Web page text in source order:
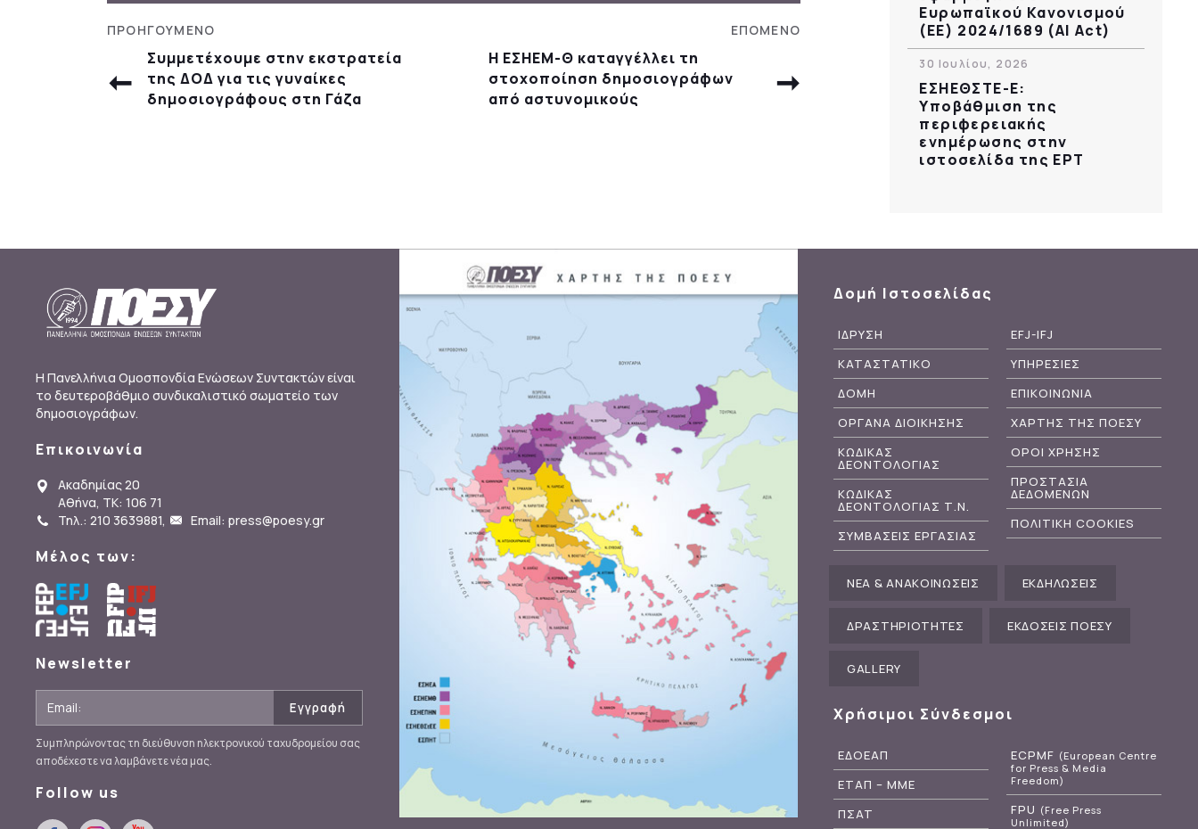
Συμμετέχουμε στην εκστρατεία
της ΔΟΔ για τις γυναίκες
δημοσιογράφους στη Γάζα
Η ΕΣΗΕΜ-Θ καταγγέλλει τη
στοχοποίηση δημοσιογράφων
από αστυνομικούς
Ευρωπαϊκού Κανονισμού
(ΕΕ) 2024/1689 (AI Act)
30 Ιουλίου, 2026
ΕΣΗΕΘΣΤΕ-Ε:
Υποβάθμιση της
περιφερειακής
ενημέρωσης στην
ιστοσελίδα της ΕΡΤ
Η Πανελλήνια Ομοσπονδία Ενώσεων Συντακτών είναι
το δευτεροβάθμιο συνδικαλιστικό σωματείο των
δημοσιογράφων.
Επικοινωνία
Ακαδημίας 20
Αθήνα, ΤΚ: 106 71
Τηλ.: 210 3639881, Email: press@poesy.gr
Μέλος των:
Newsletter
Συμπληρώνοντας τη διεύθυνση ηλεκτρονικού ταχυδρομείου σας
αποδέχεστε να λαμβάνετε νέα μας.
Follow us
Δομή Ιστοσελίδας
ΙΔΡΥΣΗ
ΚΑΤΑΣΤΑΤΙΚΟ
ΔΟΜΗ
ΟΡΓΑΝΑ ΔΙΟΙΚΗΣΗΣ
ΚΩΔΙΚΑΣ
ΔΕΟΝΤΟΛΟΓΙΑΣ
ΚΩΔΙΚΑΣ
ΔΕΟΝΤΟΛΟΓΙΑΣ Τ.Ν.
ΣΥΜΒΑΣΕΙΣ ΕΡΓΑΣΙΑΣ
EFJ-IFJ
ΥΠΗΡΕΣΙΕΣ
ΕΠΙΚΟΙΝΩΝΙΑ
ΧΑΡΤΗΣ ΤΗΣ ΠΟΕΣΥ
ΟΡΟΙ ΧΡΗΣΗΣ
ΠΡΟΣΤΑΣΙΑ
ΔΕΔΟΜΕΝΩΝ
ΠΟΛΙΤΙΚΗ COOKIES
ΝΕΑ & ΑΝΑΚΟΙΝΩΣΕΙΣ ΕΚΔΗΛΩΣΕΙΣ
ΔΡΑΣΤΗΡΙΟΤΗΤΕΣ ΕΚΔΟΣΕΙΣ ΠΟΕΣΥ
GALLERY
Χρήσιμοι Σύνδεσμοι
ΕΔΟΕΑΠ
ΕΤΑΠ – ΜΜΕ
ΠΣΑΤ
ECPMF (European Centre
for Press & Media
Freedom)
FPU (Free Press
Unlimited)